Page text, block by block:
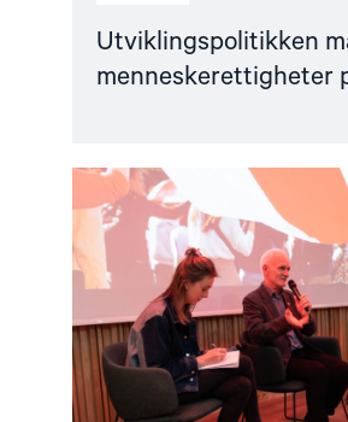
Utviklingspolitikken
menneskerettigheter
article
"Kampen
for
et
fritt
Belarus
fortsetter"